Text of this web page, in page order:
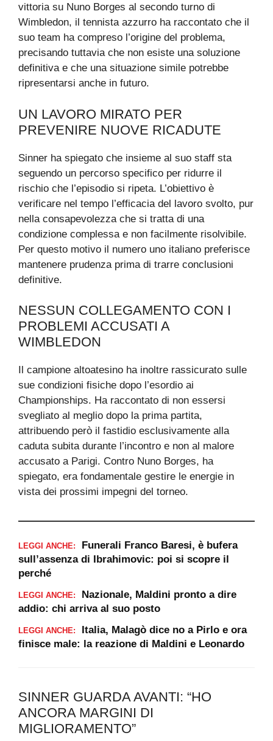
vittoria su Nuno Borges al secondo turno di
Wimbledon, il tennista azzurro ha raccontato che il
suo team ha compreso l’origine del problema,
precisando tuttavia che non esiste una soluzione
definitiva e che una situazione simile potrebbe
ripresentarsi anche in futuro.
UN LAVORO MIRATO PER
PREVENIRE NUOVE RICADUTE
Sinner ha spiegato che insieme al suo staff sta
seguendo un percorso specifico per ridurre il
rischio che l’episodio si ripeta. L’obiettivo è
verificare nel tempo l’efficacia del lavoro svolto, pur
nella consapevolezza che si tratta di una
condizione complessa e non facilmente risolvibile.
Per questo motivo il numero uno italiano preferisce
mantenere prudenza prima di trarre conclusioni
definitive.
NESSUN COLLEGAMENTO CON I
PROBLEMI ACCUSATI A
WIMBLEDON
Il campione altoatesino ha inoltre rassicurato sulle
sue condizioni fisiche dopo l’esordio ai
Championships. Ha raccontato di non essersi
svegliato al meglio dopo la prima partita,
attribuendo però il fastidio esclusivamente alla
caduta subita durante l’incontro e non al malore
accusato a Parigi. Contro Nuno Borges, ha
spiegato, era fondamentale gestire le energie in
vista dei prossimi impegni del torneo.
LEGGI ANCHE:
Funerali Franco Baresi, è bufera
sull’assenza di Ibrahimovic: poi si scopre il
perché
LEGGI ANCHE:
Nazionale, Maldini pronto a dire
addio: chi arriva al suo posto
LEGGI ANCHE:
Italia, Malagò dice no a Pirlo e ora
finisce male: la reazione di Maldini e Leonardo
SINNER GUARDA AVANTI: “HO
ANCORA MARGINI DI
MIGLIORAMENTO”